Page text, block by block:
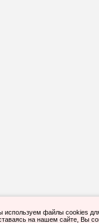
используем файлы cookies
на нашем сайте, Вы